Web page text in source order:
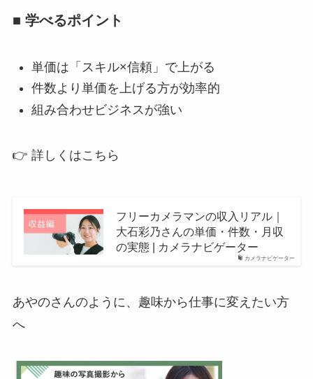
■ 学べるポイント
単価は「スキル×信頼」で上がる
件数より単価を上げる方が効率的
組み合わせビジネスが強い
👉 詳しくはこちら
カメラナビゲーター
フリーカメラマンの収入リアル｜
大石彩乃さんの単価・件数・月収
の実態 | カメラナビゲーター
あやのさんのように、趣味から仕事に変えたい方
へ